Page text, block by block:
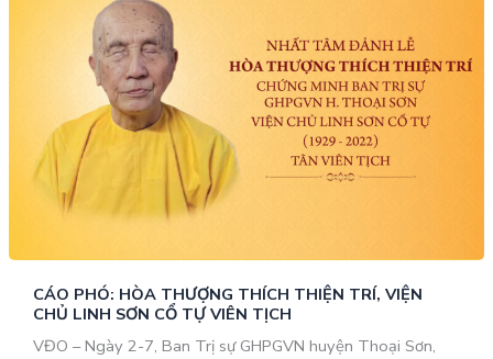
CÁO PHÓ: HÒA THƯỢNG THÍCH THIỆN TRÍ, VIỆN
CHỦ LINH SƠN CỔ TỰ VIÊN TỊCH
VĐO – Ngày 2-7, Ban Trị sự GHPGVN huyện Thoại Sơn,